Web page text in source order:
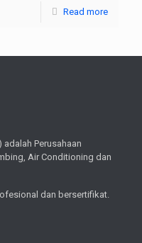
Read more
adalah Perusahaan
Air Conditioning dan
dan bersertifikat.